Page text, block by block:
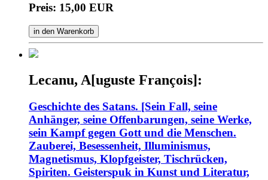
Preis: 15,00 EUR
in den Warenkorb
Lecanu, A[uguste François]:
Geschichte des Satans. [Sein Fall, seine
Anhänger, seine Offenbarungen, seine Werke,
sein Kampf gegen Gott und die Menschen.
Zauberei, Besessenheit, Illuminismus,
Magnetismus, Klopfgeister, Tischrücken,
Spiriten. Geisterspuk in Kunst und Literatur,